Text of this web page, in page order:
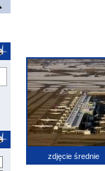
zdjęcie średnie